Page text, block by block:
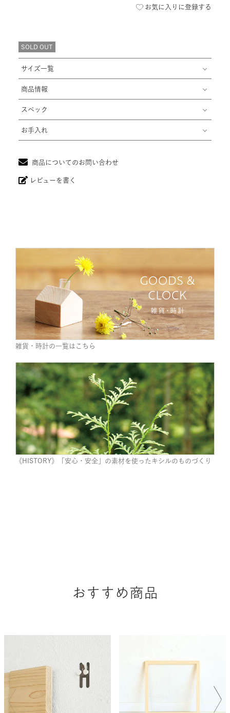
お気に入りに登録する
SOLD OUT
サイズ一覧
商品情報
スペック
お手入れ
商品についてのお問い合わせ
レビューを書く
雑貨・時計の一覧はこちら
《HISTORY》「安心・安全」の素材を使ったキシルのものづくり
おすすめ商品